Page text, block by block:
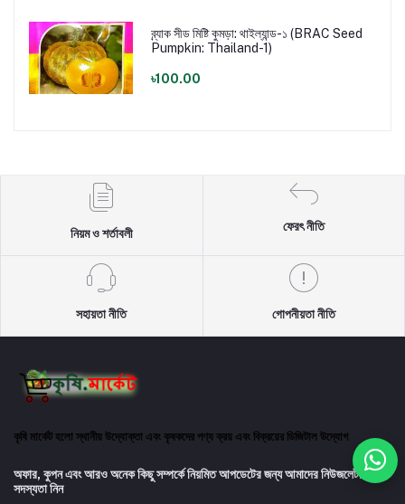
ব্র্যাক সীড মিষ্টি কুমড়া: থাইল্যান্ড-১ (BRAC Seed
Pumpkin: Thailand-1)
৳100.00
নিয়ম ও শর্তাবলী
ফেরৎ নীতি
সহায়তা নীতি গোপনীয়তা নীতি
কৃষি মার্কেট হলো স্থানীয় উদ্যোক্তা এবং কৃষকদের পণ্য ক্রয় এবং বিক্রয়ের ডিজিটাল উদ্যোগ
অফার, কুপন এবং আরও অনেক কিছু সম্পর্কে নিয়মিত আপডেটের জন্য আমাদের নিউজলেটারে
সদস্যতা নিন